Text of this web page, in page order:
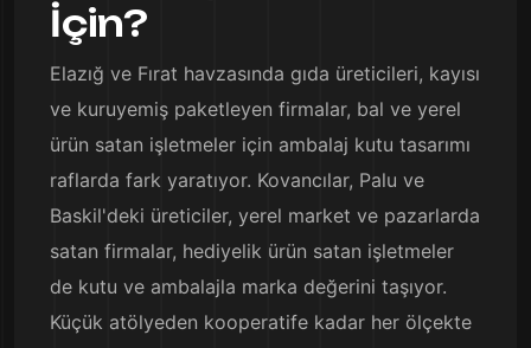
İçin?
Elazığ ve Fırat havzasında gıda üreticileri, kayısı
ve kuruyemiş paketleyen firmalar, bal ve yerel
ürün satan işletmeler için ambalaj kutu tasarımı
raflarda fark yaratıyor. Kovancılar, Palu ve
Baskil'deki üreticiler, yerel market ve pazarlarda
satan firmalar, hediyelik ürün satan işletmeler
de kutu ve ambalajla marka değerini taşıyor.
Küçük atölyeden kooperatife kadar her ölçekte